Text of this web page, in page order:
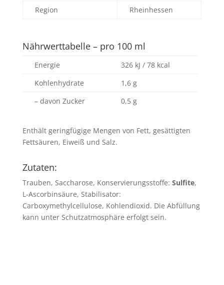
Region
Rheinhessen
Nährwerttabelle – pro 100 ml
Energie
326 kJ / 78 kcal
Kohlenhydrate
1,6 g
– davon Zucker
0,5 g
Enthält geringfügige Mengen von Fett, gesättigten
Fettsäuren, Eiweiß und Salz.
Zutaten:
Trauben, Saccharose, Konservierungsstoffe: Sulfite,
L-Ascorbinsäure, Stabilisator:
Carboxymethylcellulose, Kohlendioxid. Die Abfüllung
kann unter Schutzatmosphäre erfolgt sein.